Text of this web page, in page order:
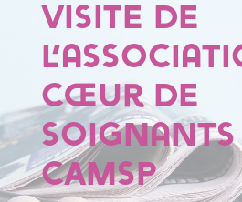
Visite de
Cœur de
soignants
CAMSP